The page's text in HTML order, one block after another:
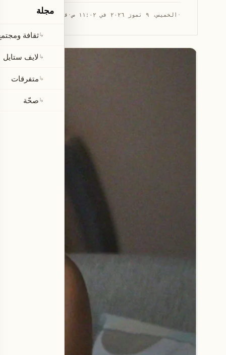
· الخميس، ٩ تموز ٢٠٢٦ في ١١:٠٢ ص · قراءة 1 دقيقةمجلة
↳ثقافة
↳ لايف ستايل
↳متفرقات
↳صحّة